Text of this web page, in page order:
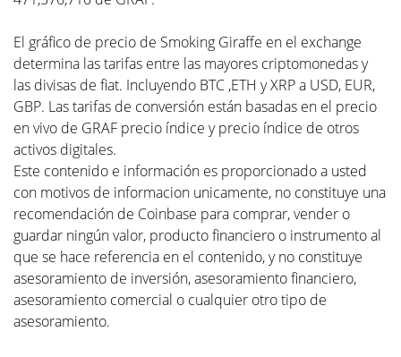
El gráfico de precio de Smoking Giraffe en el exchange
determina las tarifas entre las mayores criptomonedas y
las divisas de fiat. Incluyendo BTC ,ETH y XRP a USD, EUR,
GBP. Las tarifas de conversión están basadas en el precio
en vivo de GRAF precio índice y precio índice de otros
activos digitales.
Este contenido e información es proporcionado a usted
con motivos de informacion unicamente, no constituye una
recomendación de Coinbase para comprar, vender o
guardar ningún valor, producto financiero o instrumento al
que se hace referencia en el contenido, y no constituye
asesoramiento de inversión, asesoramiento financiero,
asesoramiento comercial o cualquier otro tipo de
asesoramiento.